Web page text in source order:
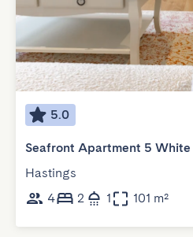
5.0
Seafront Apartment 5
Hastings
4
2 1 101 m²